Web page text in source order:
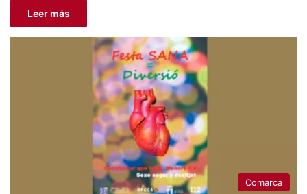
Leer más
Comarca